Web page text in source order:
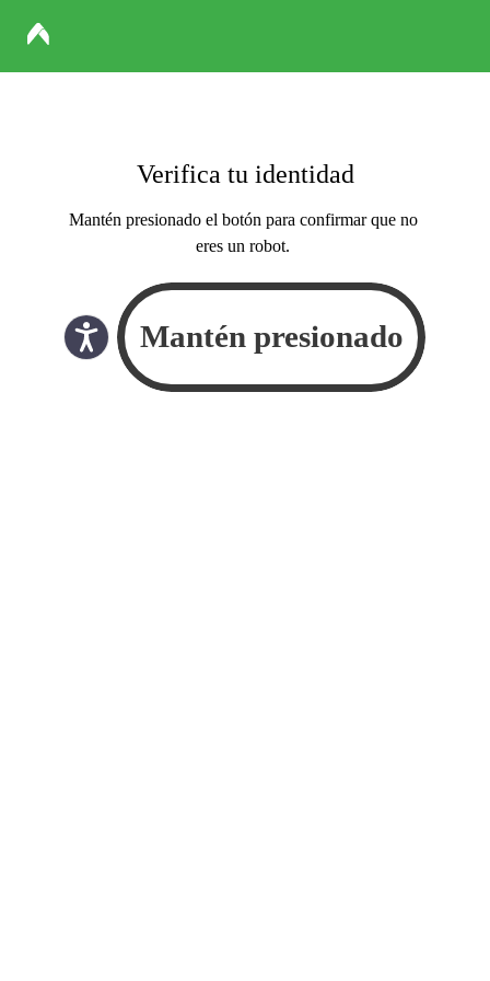
Verifica tu identidad
Mantén presionado el botón para confirmar que no
eres un robot.